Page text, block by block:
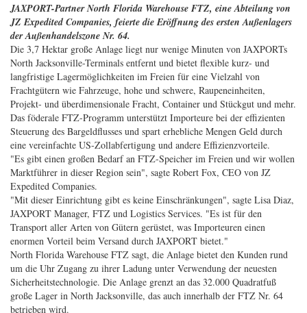
JAXPORT-Partner North Florida Warehouse FTZ, eine Abteilung von
JZ Expedited Companies, feierte die Eröffnung des ersten Außenlagers
der Außenhandelszone Nr. 64.
Die 3,7 Hektar große Anlage liegt nur wenige Minuten von JAXPORTs
North Jacksonville-Terminals entfernt und bietet flexible kurz- und
langfristige Lagermöglichkeiten im Freien für eine Vielzahl von
Frachtgütern wie Fahrzeuge, hohe und schwere, Raupeneinheiten,
Projekt- und überdimensionale Fracht, Container und Stückgut und mehr.
Das föderale FTZ-Programm unterstützt Importeure bei der effizienten
Steuerung des Bargeldflusses und spart erhebliche Mengen Geld durch
eine vereinfachte US-Zollabfertigung und andere Effizienzvorteile.
"Es gibt einen großen Bedarf an FTZ-Speicher im Freien und wir wollen
Marktführer in dieser Region sein", sagte Robert Fox, CEO von JZ
Expedited Companies.
"Mit dieser Einrichtung gibt es keine Einschränkungen", sagte Lisa Diaz,
JAXPORT Manager, FTZ und Logistics Services. "Es ist für den
Transport aller Arten von Gütern gerüstet, was Importeuren einen
enormen Vorteil beim Versand durch JAXPORT bietet."
North Florida Warehouse FTZ sagt, die Anlage bietet den Kunden rund
um die Uhr Zugang zu ihrer Ladung unter Verwendung der neuesten
Sicherheitstechnologie. Die Anlage grenzt an das 32.000 Quadratfuß
große Lager in North Jacksonville, das auch innerhalb der FTZ Nr. 64
betrieben wird.